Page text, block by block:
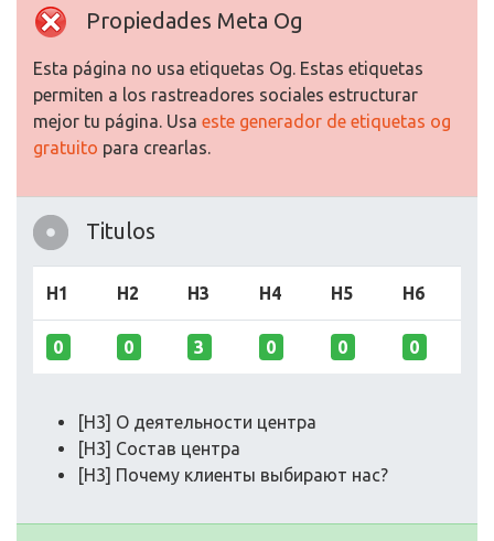
Propiedades Meta Og
Esta página no usa etiquetas Og. Estas etiquetas
permiten a los rastreadores sociales estructurar
mejor tu página. Usa este generador de etiquetas og
gratuito para crearlas.
Titulos
H1 H2 H3 H4 H5 H6
0 0 3 0 0 0
[H3] О деятельности центра
[H3] Состав центра
[H3] Почему клиенты выбирают нас?